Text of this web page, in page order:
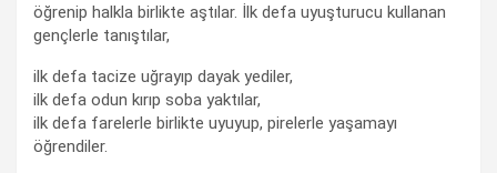
öğrenip halkla birlikte aştılar. İlk defa uyuşturucu kullanan
gençlerle tanıştılar,
ilk defa tacize uğrayıp dayak yediler,
ilk defa odun kırıp soba yaktılar,
ilk defa farelerle birlikte uyuyup, pirelerle yaşamayı
öğrendiler.